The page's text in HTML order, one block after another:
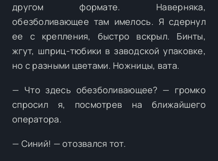
другом формате. Наверняка,
обезболивающее там имелось. Я сдернул
ее с крепления, быстро вскрыл. Бинты,
жгут, шприц-тюбики в заводской упаковке,
но с разными цветами. Ножницы, вата.
— Что здесь обезболивающее? — громко
спросил я, посмотрев на ближайшего
оператора.
— Синий! — отозвался тот.